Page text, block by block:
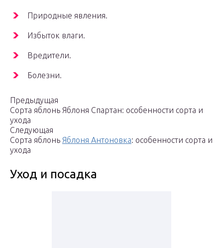
Природные явления.
Избыток влаги.
Вредители.
Болезни.
Предыдущая
Сорта яблонь Яблоня Спартан: особенности сорта и
ухода
Следующая
Сорта яблонь Яблоня Антоновка: особенности сорта и
ухода
Уход и посадка